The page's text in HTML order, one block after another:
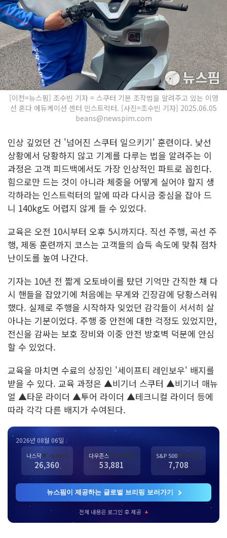
[이천=뉴스핌] 조수빈 기자 = 스쿠터 기본 조작법을 알려주고 있는 이영
선 혼다 에듀케이션 센터 인스트럭터. [사진=조수빈 기자] 2025.06.05
beans@newspim.com
인상 깊었던 건 '넘어진 스쿠터 일으키기' 훈련이다. 낯선
상황에서 당황하지 않고 기계를 다루는 법을 알려주는 이
과정은 고객 피드백에서도 가장 인상적인 파트로 꼽힌다.
힘으로만 드는 것이 아니라 체중을 어떻게 실어야 할지 생
각하라는 인스트럭터의 말에 따라 다시금 중심을 잡아 드
니 140kg도 어렵지 않게 들 수 있었다.
교육은 오전 10시부터 오후 5시까지다. 직선 주행, 곡선 주
행, 제동 훈련까지 코스는 고객들의 습득 속도에 맞춰 점차
난이도를 높여 나간다.
기자는 10년 전 짧게 오토바이를 탔던 기억만 간직한 채 다
시 핸들을 잡았기에 처음에는 무게와 긴장감에 당황스러워
했다. 실제로 주행을 시작하자 잊었던 감각들이 서서히 살
아나는 기분이었다. 주행 중 안전에 대한 걱정도 있었지만,
전신을 감싸는 보호 장비와 이중 안전 방호벽 덕분에 안심
할 수 있었다.
교육을 마치면 수료의 상징인 '세이프티 레인보우' 배지를
받을 수 있다. 교육 과정은 ▲비기너 스쿠터 ▲비기너 매뉴
얼 ▲타운 라이더 ▲투어 라이더 ▲테크니컬 라이더 등에
따라 각각 다른 배지가 수여된다.
2026년 08월 06일
나스닥▼ -0.01%
26,360
다우존스▼ -0.87%
53,881
S&P 500▼ -0.2%
7,708
뉴스핌이 제공하는 글로벌 브리핑 보러가기
전체 내용은 로그인 후 제공 +